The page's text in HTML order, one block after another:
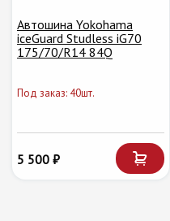
Автошина Yokohama
iceGuard Studless iG70
175/70/R14 84Q
Под заказ: 40шт.
5 500 ₽